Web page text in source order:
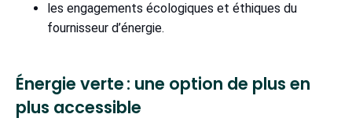
les engagements écologiques et éthiques du
fournisseur d’énergie.
Énergie verte : une option de plus en
plus accessible